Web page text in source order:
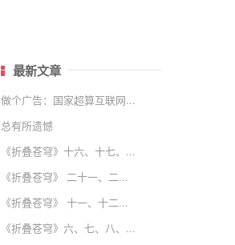
最新文章
做个广告：国家超算互联网...
总有所遗憾
《折叠苍穹》十六、十七、...
《折叠苍穹》 二十一、二...
《折叠苍穹》 十一、十二...
《折叠苍穹》六、七、八、...